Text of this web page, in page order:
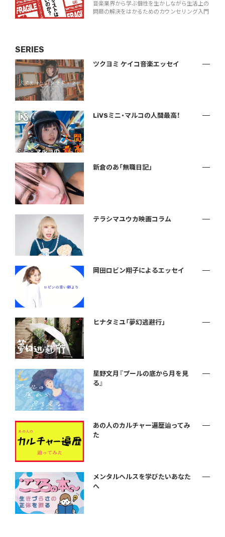
音楽業界から学ぶ個性を生かしながら生活上の
問題の解決をはかるためのカウンセリング入門
SERIES
ツクヨミ ケイコ音楽エッセイ
LiVSミニ・マルコの人間最高！
新倉のあ「無職日記」
テラシマユウカ映画コラム
岡田ロビン翔子によるエッセイ
ヒナタミユ「夢幻逃避行」
星野文月『プールの底から月を見
る』
あの人のカルチャー遍歴辿ってみ
た
メンタルヘルスを学びたいあなた
へ